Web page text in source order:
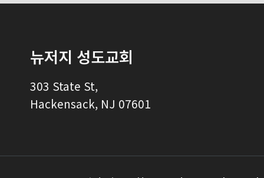
뉴저지 성도교회
303 State St,
Hackensack, NJ 07601